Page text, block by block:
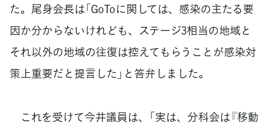
た。尾身会長は「GoToに関しては、感染の主たる要
因か分からないけれども、ステージ3相当の地域と
それ以外の地域の往復は控えてもらうことが感染対
策上重要だと提言した」と答弁しました。
これを受けて今井議員は、「実は、分科会は『移動